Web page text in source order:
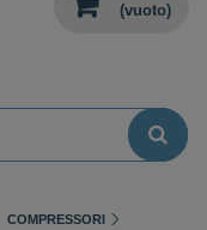
(vuoto)
COMPRESSORI